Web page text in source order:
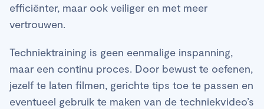
efficiënter, maar ook veiliger en met meer
vertrouwen.
Techniektraining is geen eenmalige inspanning,
maar een continu proces. Door bewust te oefenen,
jezelf te laten filmen, gerichte tips toe te passen en
eventueel gebruik te maken van de techniekvideo’s